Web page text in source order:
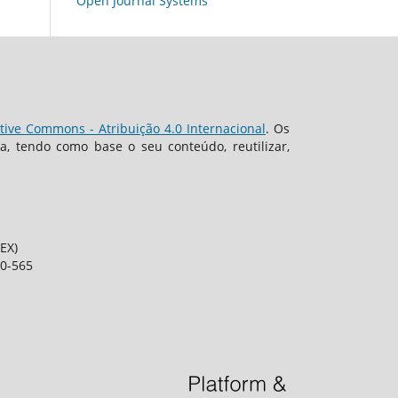
Commons - Atribuição 4.0 Internacional. Os
tendo como base o seu conteúdo, reutilizar,
565